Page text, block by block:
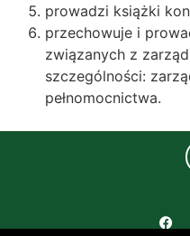
prowadzi książki
przechowuje i
związanych z
szczególności:
pełnomocnictwa.